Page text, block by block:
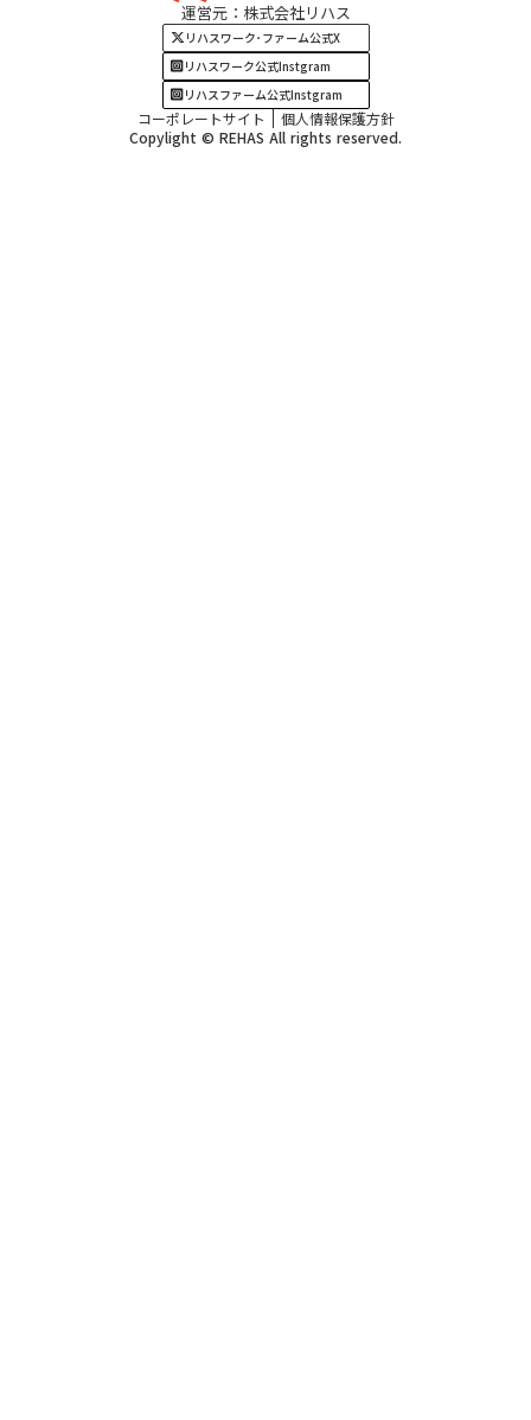
四国・九州エリア運営元：株式会社リハス
リハスワーク･ファーム公式X
リハスワーク公式Instgram
リハスファーム公式Instgram
コーポレートサイト
個人情報保護方針
Copylight © REHAS All rights reserved.